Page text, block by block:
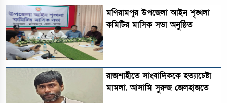
মণিরামপুর উপজেলা আইন শৃঙ্খলা
কমিটির মাসিক সভা অনুষ্ঠিত‎‎
রাজশাহীতে সাংবাদিককে হত্যাচেষ্টা
মামলা, আসামি সুরুজ জেলহাজতে